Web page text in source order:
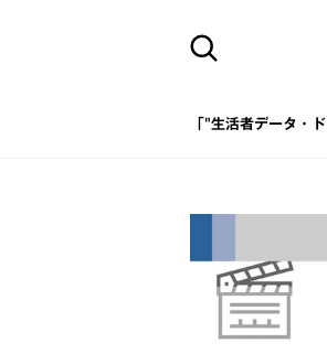
「"生活者データ・